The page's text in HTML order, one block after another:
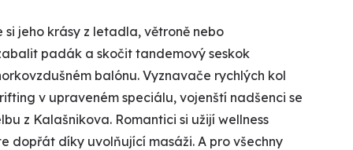
jeho krásy z letadla, větroně nebo
padák a skočit tandemový seskok
balónu. Vyznavače rychlých kol
v upraveném speciálu, vojenští nadšenci se
z Kalašnikova. Romantici si užijí wellness
dopřát díky uvolňující masáži. A pro všechny